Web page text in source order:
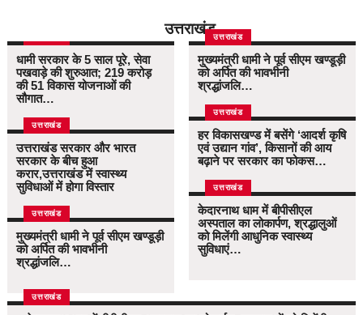
उत्तराखंड
धामी सरकार के 5 साल पूरे, सेवा
पखवाड़े की शुरुआत; 219 करोड़
की 51 विकास योजनाओं की
सौगात…
उत्तराखंड
उत्तराखंड सरकार और भारत
सरकार के बीच हुआ
करार,उत्तराखंड में स्वास्थ्य
सुविधाओं में होगा विस्तार
उत्तराखंड
मुख्यमंत्री धामी ने पूर्व सीएम खण्डूड़ी
को अर्पित की भावभीनी
श्रद्धांजलि…
उत्तराखंड
मुख्यमंत्री धामी ने पूर्व सीएम खण्डूड़ी
को अर्पित की भावभीनी
श्रद्धांजलि…
उत्तराखंड
हर विकासखण्ड में बसेंगे ‘आदर्श कृषि
एवं उद्यान गांव’, किसानों की आय
बढ़ाने पर सरकार का फोकस…
उत्तराखंड
केदारनाथ धाम में बीपीसीएल
अस्पताल का लोकार्पण, श्रद्धालुओं
को मिलेंगी आधुनिक स्वास्थ्य
सुविधाएं…
उत्तराखंड